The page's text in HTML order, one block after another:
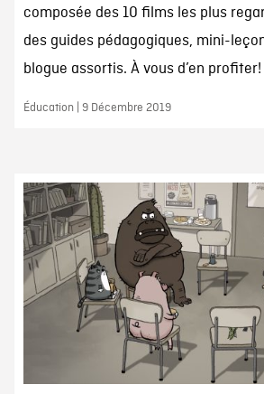
composée des 10 films les plus
des guides pédagogiques, mini-
blogue assortis. À vous d’en profiter!
Éducation | 9 Décembre 2019